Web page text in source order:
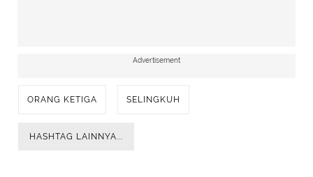
Advertisement
ORANG KETIGA SELINGKUH
HASHTAG LAINNYA...